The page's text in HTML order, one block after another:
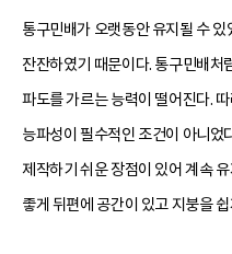
통구민배가 오랫동안 유지될 수
잔잔하였기 때문이다. 통구민배처
파도를 가르는 능력이 떨어진다.
능파성이 필수적인 조건이 아니었
제작하기 쉬운 장점이 있어 계속
좋게 뒤편에 공간이 있고 지붕을